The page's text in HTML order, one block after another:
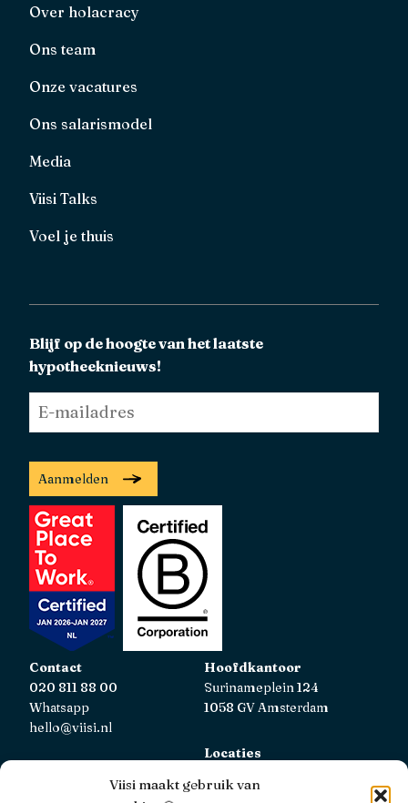
Viisi maakt gebruik van
Over holacracy
Ons team
Onze vacatures
Ons salarismodel
Media
Viisi Talks
Voel je thuis
Blijf op de hoogte van het laatste
hypotheeknieuws!
mailadres *
Aanmelden
Contact
020 811 88 00
Whatsapp
hello@viisi.nl
Hoofdkantoor
Surinameplein 124
1058 GV Amsterdam
Locaties